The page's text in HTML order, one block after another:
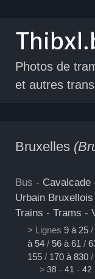
Photos de
et autres
Bruxelles
Bus - Cavalcade
Urbain Bruxellois
Trains - Trams -
> Lignes 9 à 25 /
à 54 / 56 à 61 /
155 / 170 à 830 /
> 38 - 41 - 42